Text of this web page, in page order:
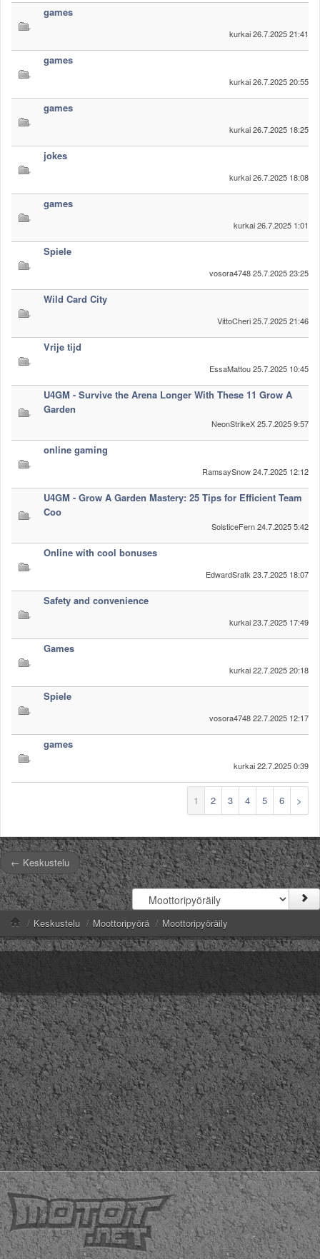
games
kurkai26.7.2025 21:41
games
kurkai26.7.2025 20:55
games
kurkai26.7.2025 18:25
jokes
kurkai26.7.2025 18:08
games
kurkai26.7.2025 1:01
Spiele
vosora474825.7.2025 23:25
Wild Card City
VittoCheri25.7.2025 21:46
Vrije tijd
EssaMattou25.7.2025 10:45
U4GM - Survive the Arena Longer With These 11 Grow A
Garden
NeonStrikeX25.7.2025 9:57
online gaming
RamsaySnow24.7.2025 12:12
U4GM - Grow A Garden Mastery: 25 Tips for Efficient Team
Coo
SolsticeFern24.7.2025 5:42
Online with cool bonuses
EdwardSratk 23.7.2025 18:07
Safety and convenience
kurkai23.7.2025 17:49
Games
kurkai22.7.2025 20:18
Spiele
vosora474822.7.2025 12:17
games
kurkai22.7.2025 0:39
1 2 3 4 5 6 >
← Keskustelu
/ Keskustelu / Moottoripyörä / Moottoripyöräily